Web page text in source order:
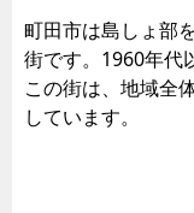
町田市は島しょ部
街です。1960年代
この街は、地域全
しています。